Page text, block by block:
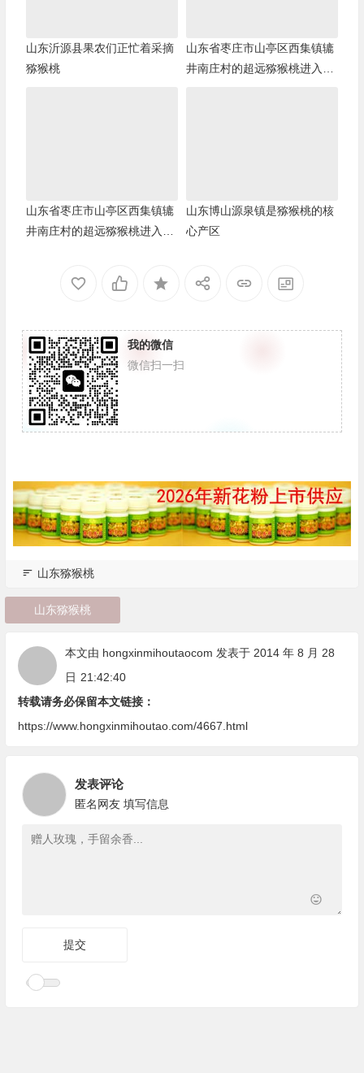
山东沂源县果农们正忙着采摘
猕猴桃
山东省枣庄市山亭区西集镇辘
井南庄村的超远猕猴桃进入成
山东省枣庄市山亭区西集镇辘
井南庄村的超远猕猴桃进入成
山东博山源泉镇是猕猴桃的核
心产区
我的微信
微信扫一扫
山东猕猴桃
山东猕猴桃
本文由 hongxinmihoutaocom 发表于 2014 年 8 月 28
日 21:42:40
转载请务必保留本文链接：
https://www.hongxinmihoutao.com/4667.html
发表评论
匿名网友 填写信息